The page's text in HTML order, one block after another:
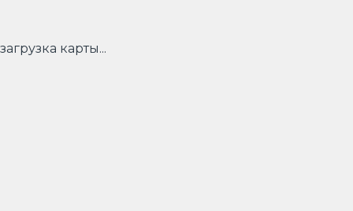
загрузка карты...